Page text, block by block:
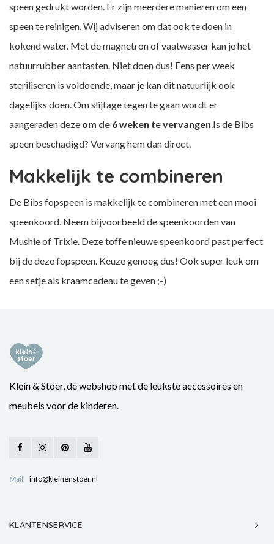
speen gedrukt worden. Er zijn meerdere manieren om een
speen te reinigen. Wij adviseren om dat ook te doen in
kokend water. Met de magnetron of vaatwasser kan je het
natuurrubber aantasten. Niet doen dus! Eens per week
steriliseren is voldoende, maar je kan dit natuurlijk ook
dagelijks doen. Om slijtage tegen te gaan wordt er
aangeraden deze om de 6 weken te vervangen.Is de Bibs
speen beschadigd? Vervang hem dan direct.
Makkelijk te combineren
De Bibs fopspeen is makkelijk te combineren met een mooi
speenkoord. Neem bijvoorbeeld de speenkoorden van
Mushie of Trixie. Deze toffe nieuwe speenkoord past perfect
bij de deze fopspeen. Keuze genoeg dus! Ook super leuk om
een setje als kraamcadeau te geven ;-)
Klein & Stoer, de webshop met de leukste accessoires en
meubels voor de kinderen.
Mail info@kleinenstoer.nl
KLANTENSERVICE